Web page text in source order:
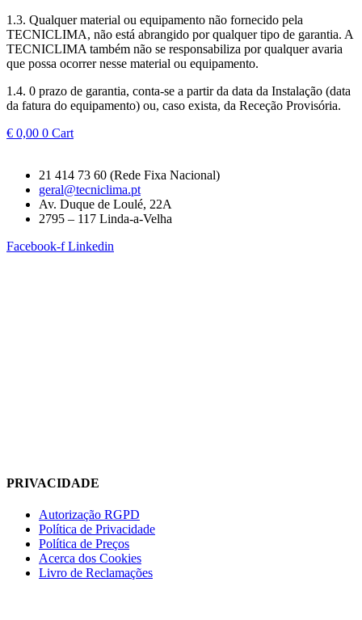
1.3. Qualquer material ou equipamento não fornecido pela
TECNICLIMA, não está abrangido por qualquer tipo de garantia. A
TECNICLIMA também não se responsabiliza por qualquer avaria
que possa ocorrer nesse material ou equipamento.
1.4. 0 prazo de garantia, conta-se a partir da data da Instalação (data
da fatura do equipamento) ou, caso exista, da Receção Provisória.
€ 0,00 0 Cart
21 414 73 60 (Rede Fixa Nacional)
geral@tecniclima.pt
Av. Duque de Loulé, 22A
2795 – 117 Linda-a-Velha
Facebook-f Linkedin
PRIVACIDADE
Autorização RGPD
Política de Privacidade
Política de Preços
Acerca dos Cookies
Livro de Reclamações